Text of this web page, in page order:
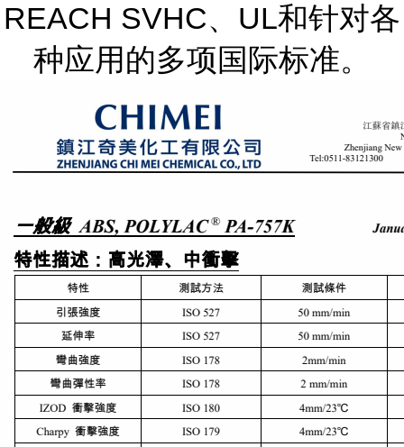
REACH SVHC、UL和针对各
种应用的多项国际标准。